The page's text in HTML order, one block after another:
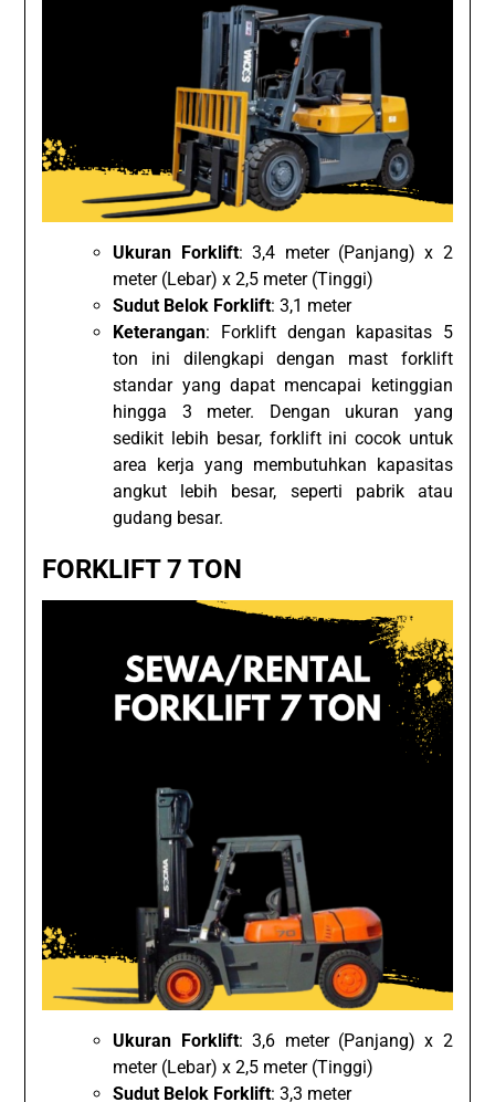
Ukuran Forklift: 3,4 meter (Panjang) x 2
meter (Lebar) x 2,5 meter (Tinggi)
Sudut Belok Forklift: 3,1 meter
Keterangan: Forklift dengan kapasitas 5
ton ini dilengkapi dengan mast forklift
standar yang dapat mencapai ketinggian
hingga 3 meter. Dengan ukuran yang
sedikit lebih besar, forklift ini cocok untuk
area kerja yang membutuhkan kapasitas
angkut lebih besar, seperti pabrik atau
gudang besar.
FORKLIFT 7 TON
Ukuran Forklift: 3,6 meter (Panjang) x 2
meter (Lebar) x 2,5 meter (Tinggi)
Sudut Belok Forklift: 3,3 meter